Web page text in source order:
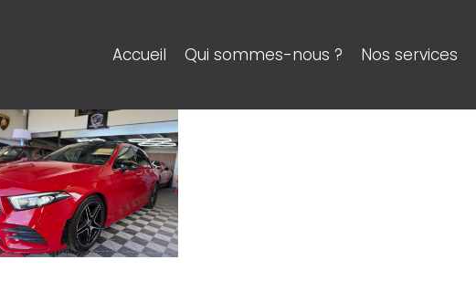
Accueil Qui sommes-nous ? Nos services